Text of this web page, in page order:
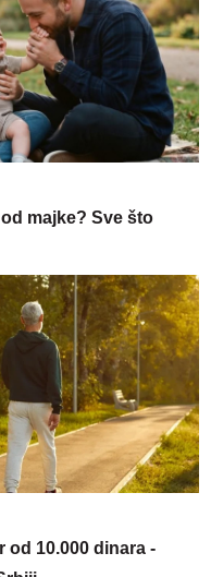
majke? Sve što
od 10.000 dinara -